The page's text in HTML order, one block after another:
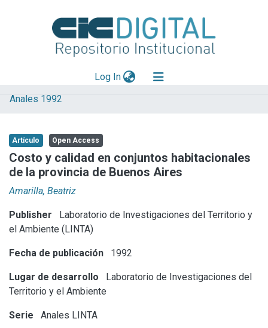
Log In(current)
Explorar
Aportar material
Statistics
Anales 1992
Artículo Open Access
Costo y calidad en conjuntos habitacionales
de la provincia de Buenos Aires
Amarilla, Beatriz
Publisher
Laboratorio de Investigaciones del Territorio y
el Ambiente (LINTA)
Fecha de publicación 1992
Lugar de desarrollo
Laboratorio de Investigaciones del
Territorio y el Ambiente
Serie Anales LINTA